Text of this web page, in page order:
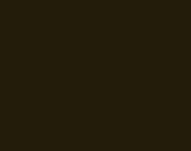
учитывается в прогнозе
рыбу в период
клева.
сутки вперед дает ясное
когда и где клюет